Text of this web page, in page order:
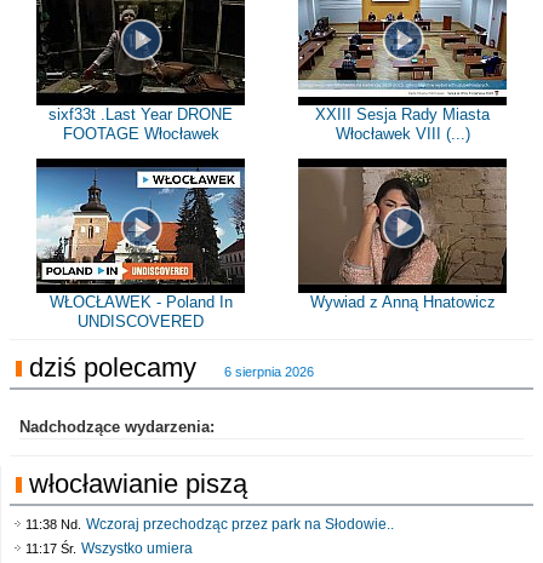
sixf33t .Last Year DRONE
FOOTAGE Włocławek
XXIII Sesja Rady Miasta
Włocławek VIII (...)
WŁOCŁAWEK - Poland In
UNDISCOVERED
Wywiad z Anną Hnatowicz
dziś polecamy 6 sierpnia 2026
Nadchodzące wydarzenia:
włocławianie piszą
11:38 Nd. Wczoraj przechodząc przez park na Słodowie..
11:17 Śr. Wszystko umiera